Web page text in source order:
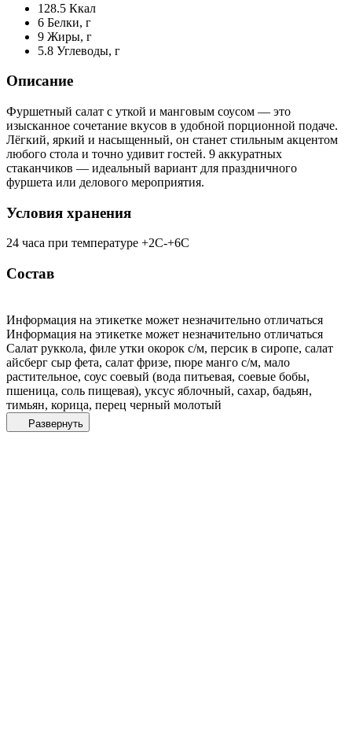
128.5 Ккал
6 Белки, г
9 Жиры, г
5.8 Углеводы, г
Описание
Фуршетный салат с уткой и манговым соусом — это
изысканное сочетание вкусов в удобной порционной подаче.
Лёгкий, яркий и насыщенный, он станет стильным акцентом
любого стола и точно удивит гостей. 9 аккуратных
стаканчиков — идеальный вариант для праздничного
фуршета или делового мероприятия.
Условия хранения
24 часа при температуре +2С-+6С
Состав
Информация на этикетке может незначительно отличаться
Информация на этикетке может незначительно отличаться
Салат руккола, филе утки окорок с/м, персик в сиропе, салат
айсберг сыр фета, салат фризе, пюре манго с/м, мало
растительное, соус соевый (вода питьевая, соевые бобы,
пшеница, соль пищевая), уксус яблочный, сахар, бадьян,
тимьян, корица, перец черный молотый
Развернуть